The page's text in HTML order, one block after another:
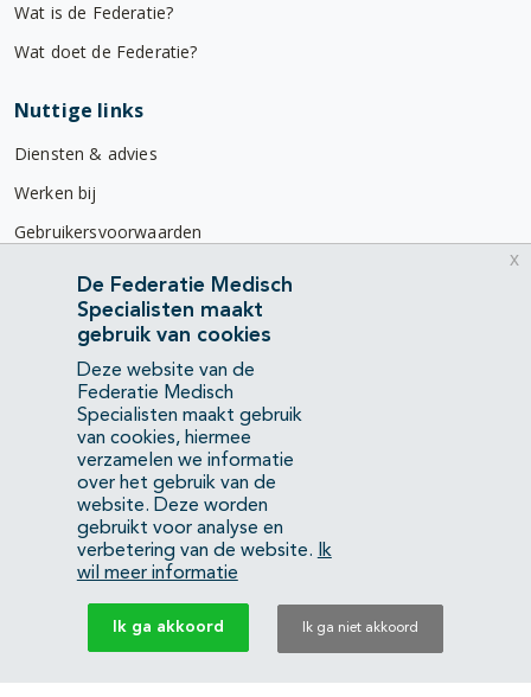
Wat is de Federatie?
Wat doet de Federatie?
Nuttige links
Diensten & advies
Werken bij
Gebruikersvoorwaarden
Privacyverklaring
Contact
Mercatorlaan 1200
3528 BL Utrecht
(088) 505 34 34
info@richtlijnendatabase.nl
YouTubeLinkedIn
KvK Federatie Medisch Specialisten:40483480
Privacyverklaring
De Federatie Medisch
Specialisten maakt
gebruik van cookies
Deze website van de
Federatie Medisch
Specialisten maakt gebruik
van cookies, hiermee
verzamelen we informatie
over het gebruik van de
website. Deze worden
gebruikt voor analyse en
verbetering van de website.
Ik
wil meer informatie
Ik ga akkoord Ik ga niet akkoord
x